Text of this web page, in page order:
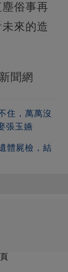
俗事再
來的造
聞網
住，萬萬沒
張玉嬿
體屍檢，結